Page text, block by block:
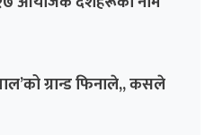
ग्रान्ड फिनाले,, कसले